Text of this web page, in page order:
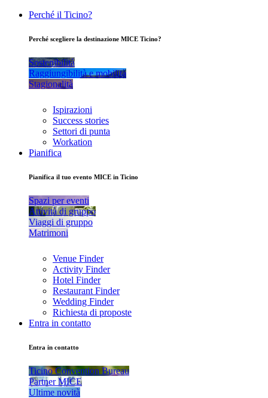
Perché il Ticino?
Perché scegliere la destinazione MICE Ticino?
Sostenibilità
Raggiungibilità e mobilità
Stagionalità
Ispirazioni
Success stories
Settori di punta
Workation
Pianifica
Pianifica il tuo evento MICE in Ticino
Spazi per eventi
Attività di gruppo
Viaggi di gruppo
Matrimoni
Venue Finder
Activity Finder
Hotel Finder
Restaurant Finder
Wedding Finder
Richiesta di proposte
Entra in contatto
Entra in contatto
Ticino Convention Bureau
Partner MICE
Ultime novità